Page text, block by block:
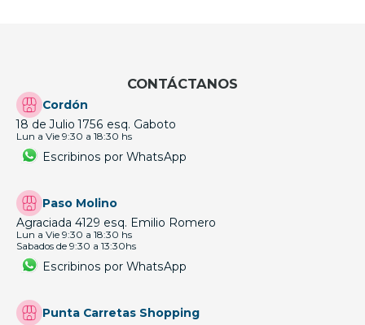
CONTÁCTANOS
Cordón
18 de Julio 1756 esq. Gaboto
Lun a Vie 9:30 a 18:30 hs
Escribinos por WhatsApp
Paso Molino
Agraciada 4129 esq. Emilio Romero
Lun a Vie 9:30 a 18:30 hs
Sabados de 9:30 a 13:30hs
Escribinos por WhatsApp
Punta Carretas Shopping